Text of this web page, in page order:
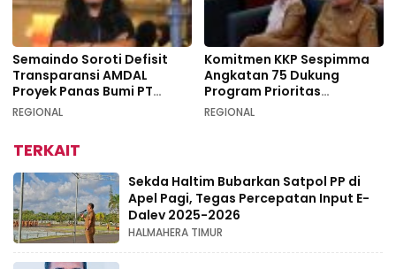
Semaindo Soroti Defisit
Transparansi AMDAL
Proyek Panas Bumi PT
Geodipa Energi di
REGIONAL
Komitmen KKP Sespimma
Angkatan 75 Dukung
Program Prioritas
Swasembada Pangan
REGIONAL
TERKAIT
Sekda Haltim Bubarkan Satpol PP di
Apel Pagi, Tegas Percepatan Input E-
Dalev 2025-2026
HALMAHERA TIMUR